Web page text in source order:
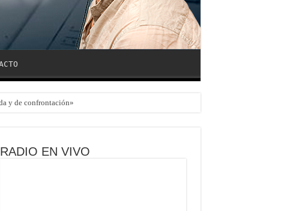
y de confrontación»
RADIO EN VIVO